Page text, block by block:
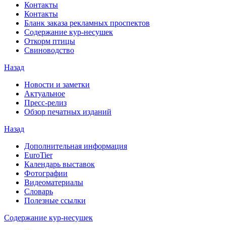
Контакты
Контакты
Бланк заказа рекламных проспектов
Содержание кур-несушек
Откорм птицы
Свиноводство
Назад
Новости и заметки
Актуальное
Пресс-релиз
Обзор печатных изданий
Назад
Дополнительная информация
EuroTier
Календарь выставок
Фотографии
Видеоматериалы
Словарь
Полезные ссылки
Содержание кур-несушек